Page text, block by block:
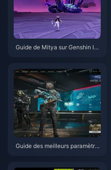
Guide de Mitya sur Genshin Im
Guide des meilleurs paramètre